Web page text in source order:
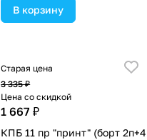
цвета в ассортименте.
В корзину
Старая цена
3 335 ₽
Цена со скидкой
1 667 ₽
КПБ 11 пр "принт" (борт 2п+4